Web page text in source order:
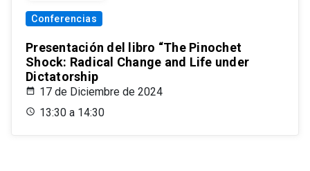
Conferencias
Presentación del libro “The Pinochet
Shock: Radical Change and Life under
Dictatorship
17 de Diciembre de 2024
13:30 a 14:30